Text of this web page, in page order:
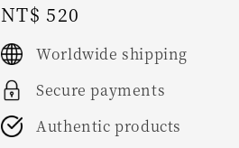
Regular
price
NT$ 520
Worldwide shipping
Secure payments
Authentic products